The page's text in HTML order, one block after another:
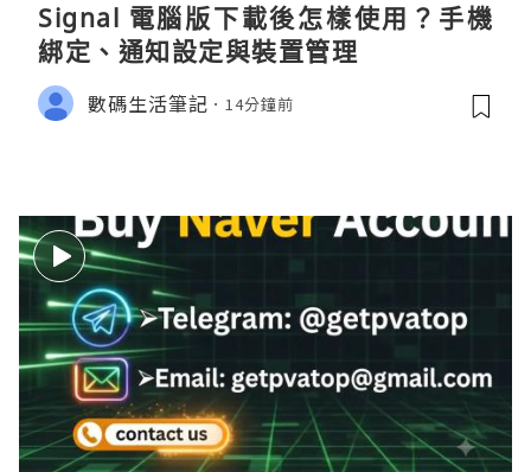
Signal 電腦版下載後怎樣使用？手機
綁定、通知設定與裝置管理
數碼生活筆記 14分鐘前